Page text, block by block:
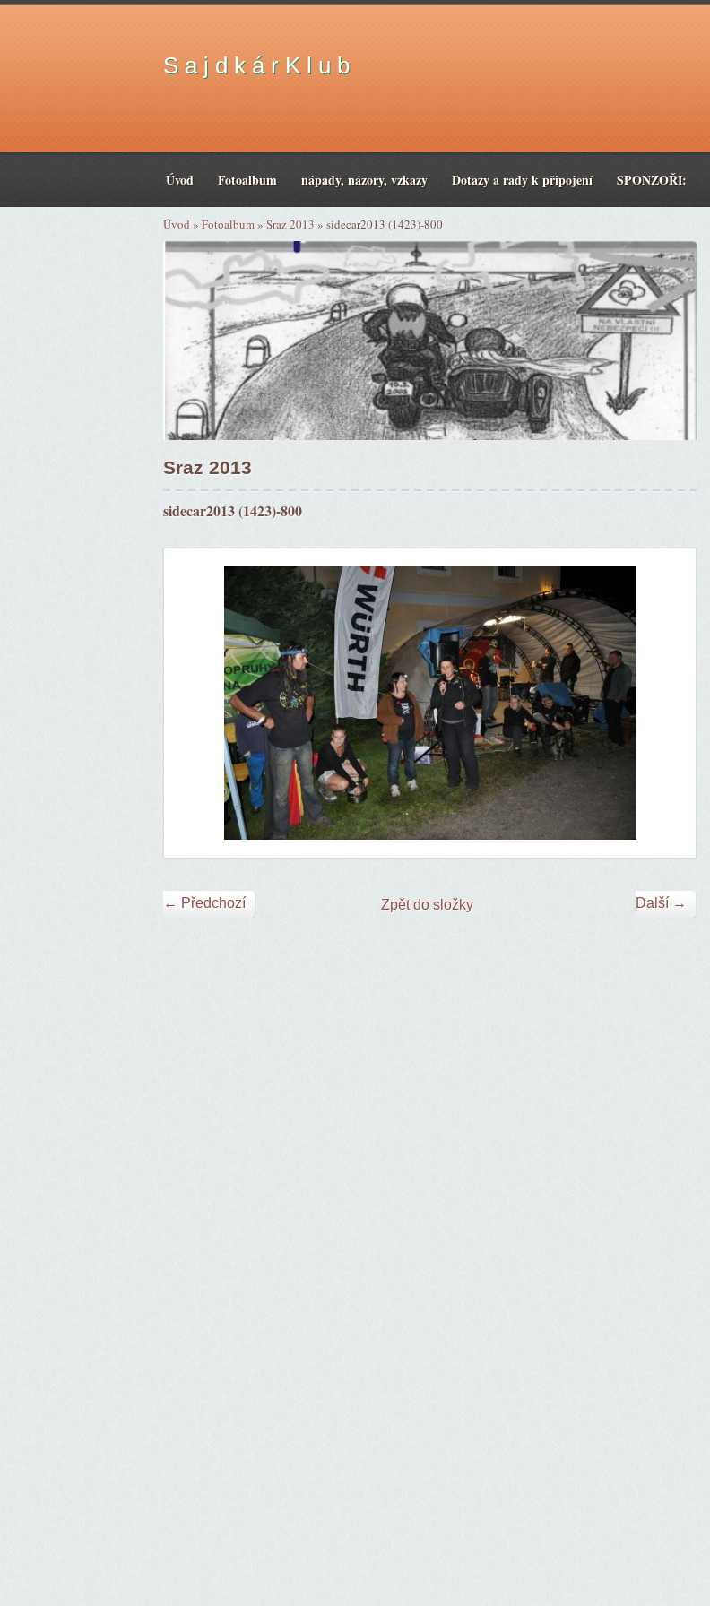
S a j d k á r K l u b
Úvod Fotoalbum nápady, názory, vzkazy Dotazy a rady k připojení SPONZOŘI:
Úvod » Fotoalbum» Sraz 2013 » sidecar2013 (1423)-800
Sraz 2013
sidecar2013 (1423)-800
← Předchozí Další →
Zpět do složky